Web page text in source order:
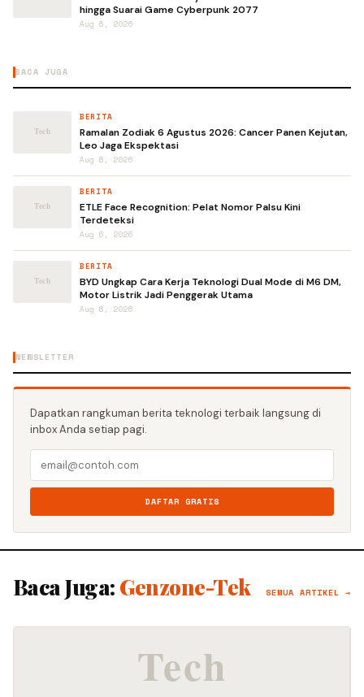
hingga Suarai Game Cyberpunk 2077
Aug 6, 2026
BACA JUGA
BERITA
Ramalan Zodiak 6 Agustus 2026: Cancer Panen Kejutan,
Leo Jaga Ekspektasi
Aug 6, 2026
BERITA
ETLE Face Recognition: Pelat Nomor Palsu Kini
Terdeteksi
Aug 6, 2026
BERITA
BYD Ungkap Cara Kerja Teknologi Dual Mode di M6 DM,
Motor Listrik Jadi Penggerak Utama
Aug 6, 2026
NEWSLETTER
Dapatkan rangkuman berita teknologi terbaik langsung di
inbox Anda setiap pagi.
DAFTAR GRATIS
Baca Juga: Genzone-Tek SEMUA ARTIKEL →